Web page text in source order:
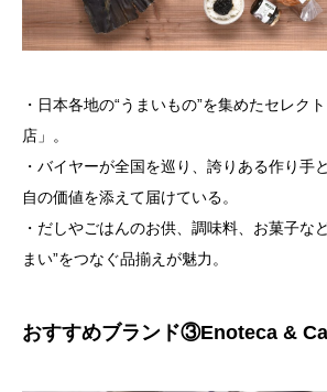
・日本各地の“うまいもの”を集めたセレク
店」。
・バイヤーが全国を巡り、誇りある作り手
自の価値を添えて届けている。
・だしやごはんのお供、調味料、お菓子な
まい”をつなぐ品揃えが魅力。
おすすめブランド③Enoteca &